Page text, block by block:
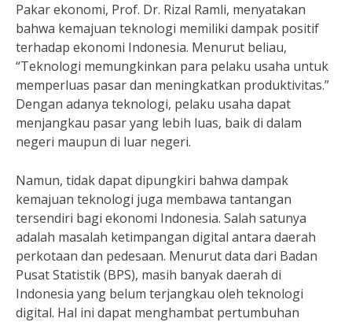
Pakar ekonomi, Prof. Dr. Rizal Ramli, menyatakan
bahwa kemajuan teknologi memiliki dampak positif
terhadap ekonomi Indonesia. Menurut beliau,
“Teknologi memungkinkan para pelaku usaha untuk
memperluas pasar dan meningkatkan produktivitas.”
Dengan adanya teknologi, pelaku usaha dapat
menjangkau pasar yang lebih luas, baik di dalam
negeri maupun di luar negeri.
Namun, tidak dapat dipungkiri bahwa dampak
kemajuan teknologi juga membawa tantangan
tersendiri bagi ekonomi Indonesia. Salah satunya
adalah masalah ketimpangan digital antara daerah
perkotaan dan pedesaan. Menurut data dari Badan
Pusat Statistik (BPS), masih banyak daerah di
Indonesia yang belum terjangkau oleh teknologi
digital. Hal ini dapat menghambat pertumbuhan